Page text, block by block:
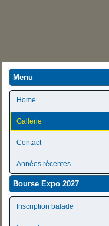
Menu
Home
Gallerie
Contact
Années récentes
Bourse Expo 2027
Inscription balade